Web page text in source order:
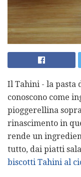
Il Tahini - la pasta
conoscono come
pioggerellina
rinascimento in
rende un
tutto, dai piatti
biscotti Tahini al